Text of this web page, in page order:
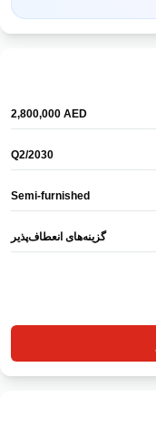
‎2,800,000‎ AED
Q2/2030
Semi-furnished
گزینه‌های انعطاف‌پذیر